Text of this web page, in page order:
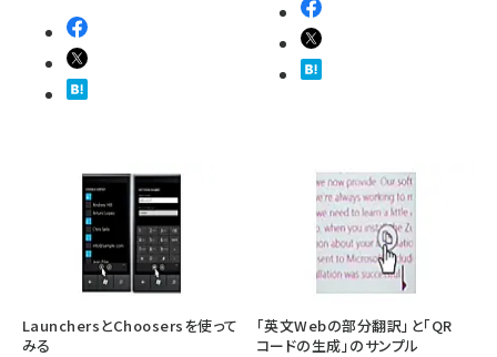
LaunchersとChoosersを使って
みる
「英文Webの部分翻訳」と「QR
コードの生成」のサンプル